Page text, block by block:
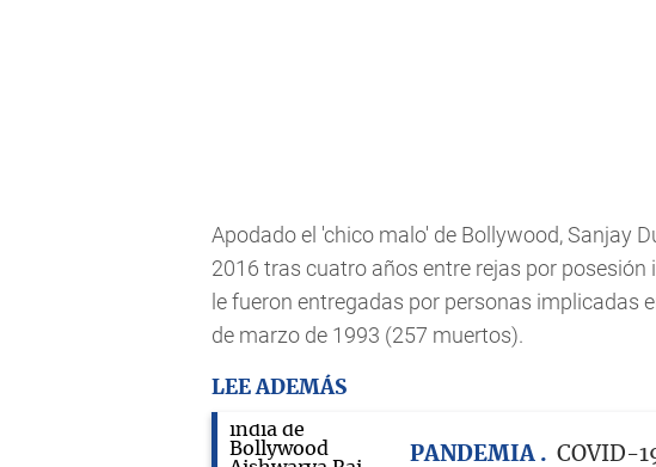
Apodado el 'chico malo' de Bollywood, Sanjay
2016 tras cuatro años entre rejas por
le fueron entregadas por personas implicadas
de marzo de 1993 (257 muertos).
LEE ADEMÁS
PANDEMIA
COVID-